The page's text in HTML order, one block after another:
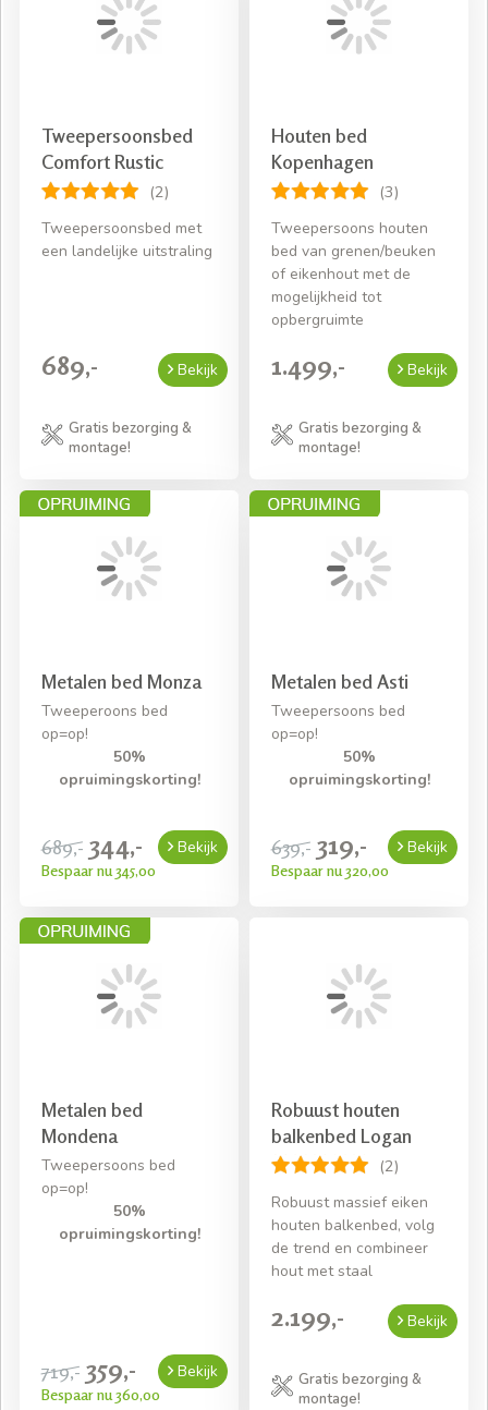
Tweepersoonsbed
Comfort Rustic
(2)
Tweepersoonsbed met
een landelijke uitstraling
689,- Bekijk
Gratis bezorging &
montage!
Houten bed
Kopenhagen
(3)
Tweepersoons houten
bed van grenen/beuken
of eikenhout met de
mogelijkheid tot
opbergruimte
1.499,- Bekijk
Gratis bezorging &
montage!
Metalen bed Monza
Tweeperoons bed
op=op!
50%
opruimingskorting!
689,- 344,-
Bespaar nu 345,00
Bekijk
Metalen bed Asti
Tweepersoons bed
op=op!
50%
opruimingskorting!
639,- 319,-
Bespaar nu 320,00
Bekijk
Metalen bed
Mondena
Tweepersoons bed
op=op!
50%
opruimingskorting!
719,- 359,-
Bespaar nu 360,00
Bekijk
Robuust houten
balkenbed Logan
(2)
Robuust massief eiken
houten balkenbed, volg
de trend en combineer
hout met staal
2.199,- Bekijk
Gratis bezorging &
montage!